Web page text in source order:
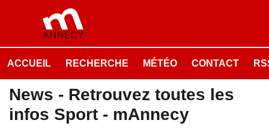
ACCUEIL RECHERCHE MÉTÉO CONTACT
News - Retrouvez toutes les
infos Sport - mAnnecy